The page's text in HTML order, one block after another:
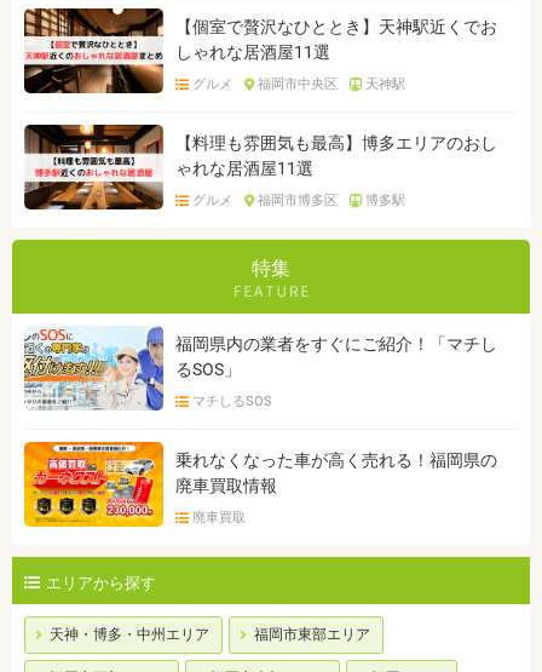
【個室で贅沢なひととき】天神駅近くでお
しゃれな居酒屋11選
グルメ 福岡市中央区 天神駅
【料理も雰囲気も最高】博多エリアのおし
ゃれな居酒屋11選
グルメ 福岡市博多区 博多駅
特集
福岡県内の業者をすぐにご紹介！「マチし
るSOS」
マチしるSOS
乗れなくなった車が高く売れる！福岡県の
廃車買取情報
廃車買取
エリアから探す
天神・博多・中州エリア 福岡市東部エリア